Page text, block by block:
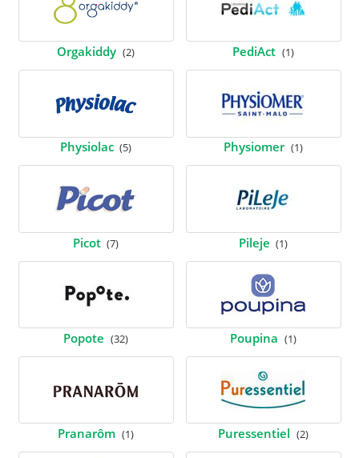
Orgakiddy (2) PediAct (1)
Physiolac (5) Physiomer (1)
Picot (7) Pileje (1)
Popote (32) Poupina (1)
Pranarôm (1) Puressentiel (2)